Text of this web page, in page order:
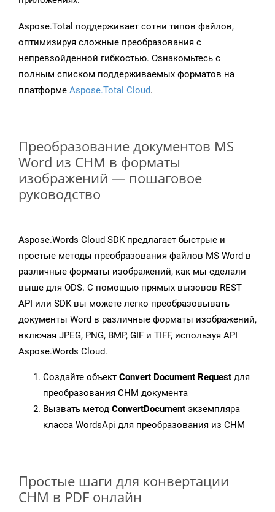
Aspose.Total поддерживает сотни типов файлов,
оптимизируя сложные преобразования с
непревзойденной гибкостью. Ознакомьтесь с
полным списком поддерживаемых форматов на
платформе Aspose.Total Cloud.
Преобразование документов MS
Word из CHM в форматы
изображений — пошаговое
руководство
Aspose.Words Cloud SDK предлагает быстрые и
простые методы преобразования файлов MS Word в
различные форматы изображений, как мы сделали
выше для ODS. С помощью прямых вызовов REST
API или SDK вы можете легко преобразовывать
документы Word в различные форматы изображений,
включая JPEG, PNG, BMP, GIF и TIFF, используя API
Aspose.Words Cloud.
Создайте объект Convert Document Request для
преобразования CHM документа
Вызвать метод ConvertDocument экземпляра
класса WordsApi для преобразования из CHM
Простые шаги для конвертации
CHM в PDF онлайн